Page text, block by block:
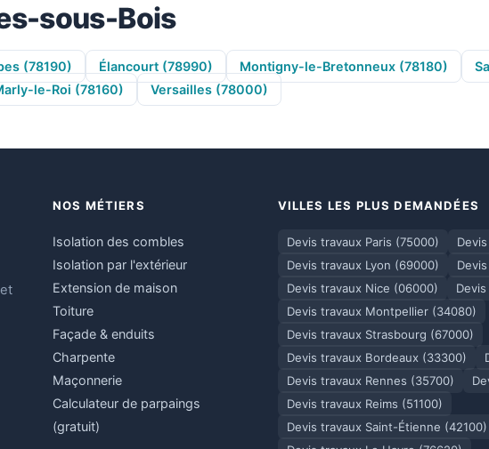
sous-Bois
(78190) Élancourt (78990) Montigny-le-Bretonneux (78180)
le-Roi (78160) Versailles (78000)
NOS MÉTIERS
Isolation des combles
Isolation par l'extérieur
Extension de maison
Toiture
Façade & enduits
Charpente
Maçonnerie
Calculateur de parpaings
(gratuit)
VILLES LES PLUS DEMANDÉES
Devis travaux Paris (75000)
Devis travaux Lyon (69000)
Devis travaux Nice (06000)
Devis travaux Montpellier (34080)
Devis travaux Strasbourg (67000)
Devis travaux Bordeaux (33300)
Devis travaux Rennes (35700)
Devis travaux Reims (51100)
Devis travaux Saint-Étienne (42100)